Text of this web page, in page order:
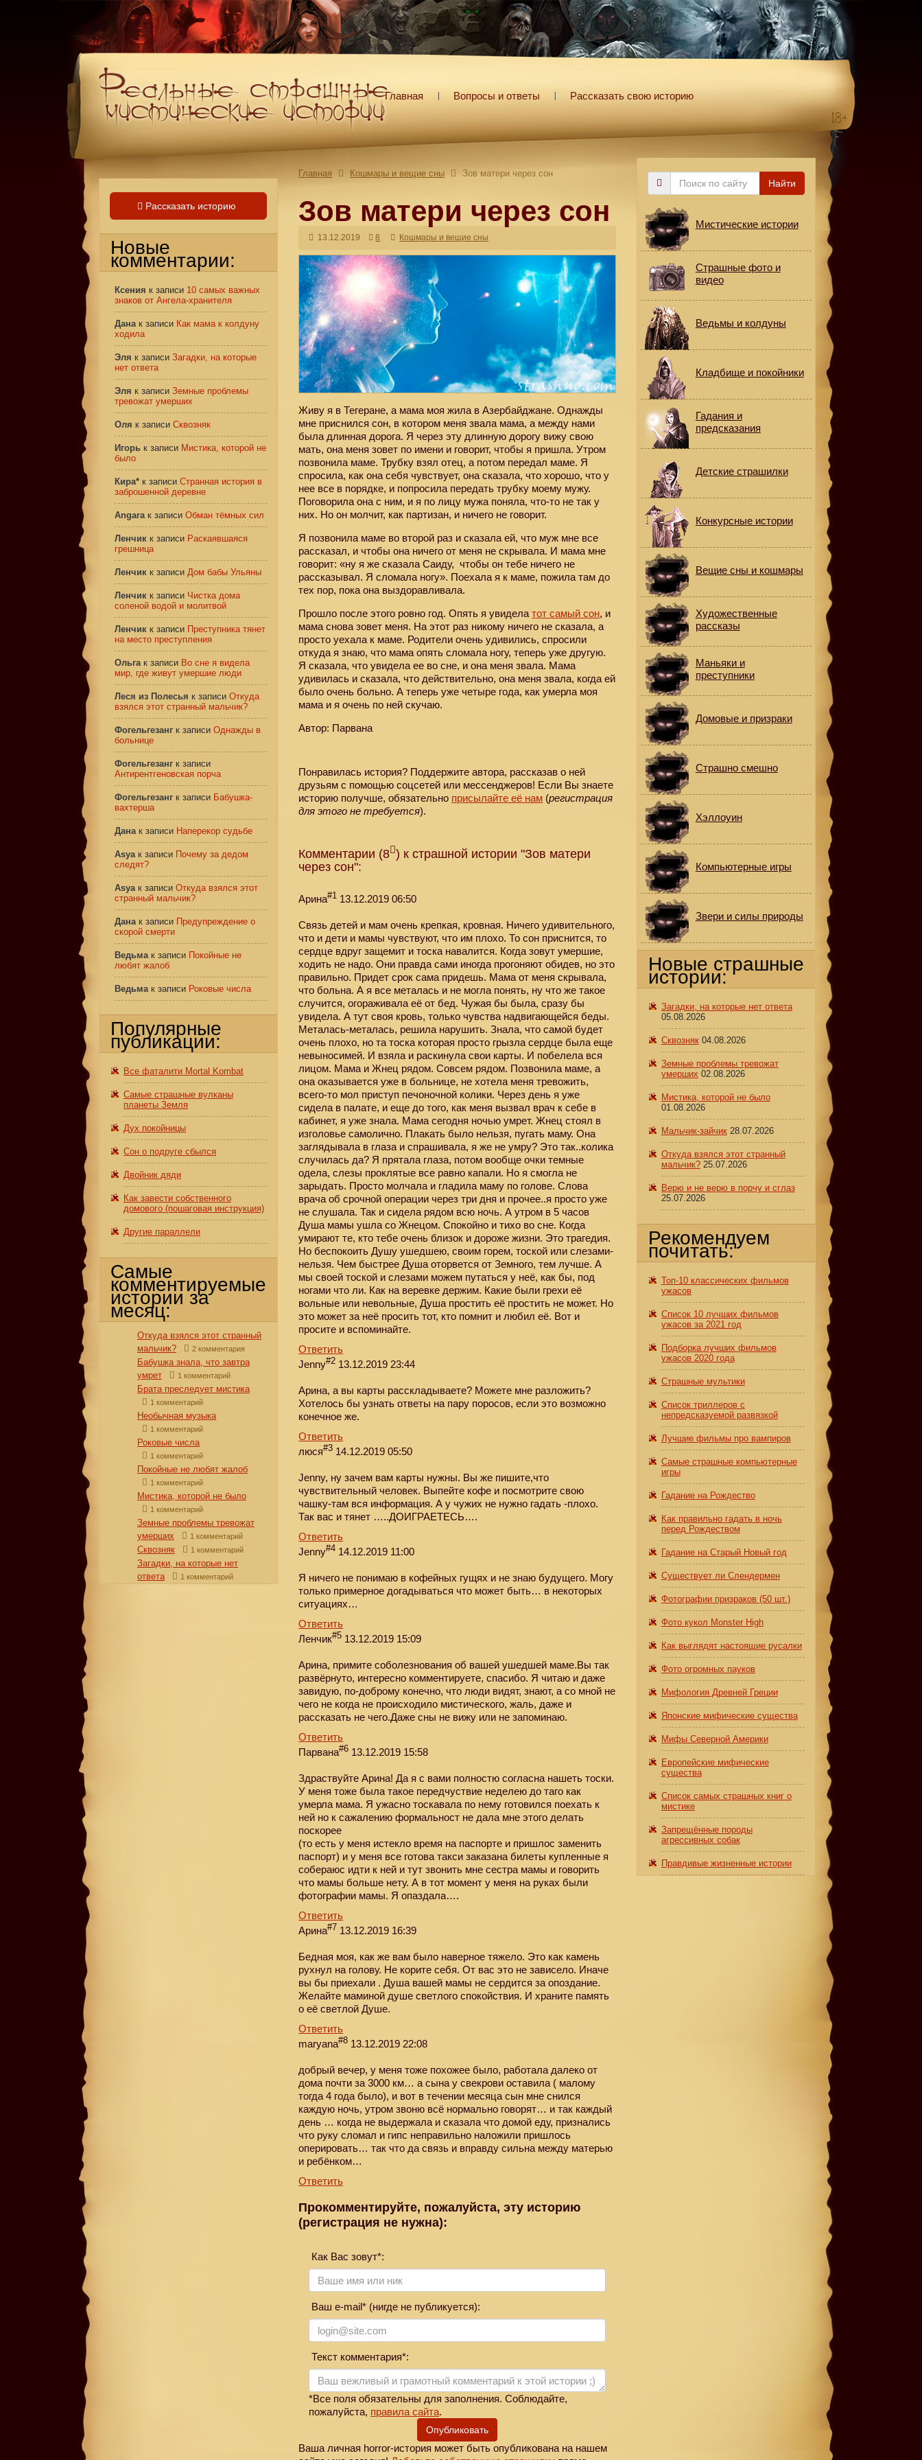
Главная Вопросы и ответы Рассказать свою историю
Главная Кошмары и вещие сны Зов матери через сон
Зов матери через сон
13.12.2019 8 Кошмары и вещие сны
Живу я в Тегеране, а мама моя жила в Азербайджане. Однажды
мне приснился сон, в котором меня звала мама, а между нами
была длинная дорога. Я через эту длинную дорогу вижу свою
мать, она меня зовет по имени и говорит, чтобы я пришла. Утром
позвонила маме. Трубку взял отец, а потом передал маме. Я
спросила, как она себя чувствует, она сказала, что хорошо, что у
нее все в порядке, и попросила передать трубку моему мужу.
Поговорила она с ним, и я по лицу мужа поняла, что-то не так у
них. Но он молчит, как партизан, и ничего не говорит.
Я позвонила маме во второй раз и сказала ей, что муж мне все
рассказал, и чтобы она ничего от меня не скрывала. И мама мне
говорит: «ну я же сказала Саиду, чтобы он тебе ничего не
рассказывал. Я сломала ногу». Поехала я к маме, пожила там до
тех пор, пока она выздоравливала.
Прошло после этого ровно год. Опять я увиделатот самый сон, и
мама снова зовет меня. На этот раз никому ничего не сказала, а
просто уехала к маме. Родители очень удивились, спросили
откуда я знаю, что мама опять сломала ногу, теперь уже другую.
Я сказала, что увидела ее во сне, и она меня звала. Мама
удивилась и сказала, что действительно, она меня звала, когда ей
было очень больно. А теперь уже четыре года, как умерла моя
мама и я очень по ней скучаю.
Автор: Парвана
Понравилась история? Поддержите автора, рассказав о ней
друзьям с помощью соцсетей или мессенджеров! Если Вы знаете
историю получше, обязательно присылайте её нам (регистрация
для этого не требуется).
Комментарии (8 ) к страшной истории "Зов матери
через сон":
Арина#1 13.12.2019 06:50
Связь детей и мам очень крепкая, кровная. Ничего удивительного,
что и дети и мамы чувствуют, что им плохо. То сон приснится, то
сердце вдруг защемит и тоска навалится. Когда зовут умершие,
ходить не надо. Они правда сами иногда прогоняют обидев, но это
правильно. Придет срок сама придешь. Мама от меня скрывала,
что больна. А я все металась и не могла понять, ну что же такое
случится, огораживала её от бед. Чужая бы была, сразу бы
увидела. А тут своя кровь, только чувства надвигающейся беды.
Металась-металась, решила нарушить. Знала, что самой будет
очень плохо, но та тоска которая просто грызла сердце была еще
невыносимей. И взяла и раскинула свои карты. И побелела вся
лицом. Мама и Жнец рядом. Совсем рядом. Позвонила маме, а
она оказывается уже в больнице, не хотела меня тревожить,
всего-то мол приступ печоночной колики. Через день я уже
сидела в палате, и еще до того, как меня вызвал врач к себе в
кабинет, я уже знала. Мама сегодня ночью умрет. Жнец стоял в
изголовье самолично. Плакать было нельзя, пугать маму. Она
заглядывала в глаза и спрашивала, я же не умру? Это так..колика
случилась да? Я прятала глаза, потом вообще очки темные
одела, слезы проклятые все равно капали. Но я смогла не
зарыдать. Просто молчала и гладила маму по голове. Слова
врача об срочной операции через три дня и прочее..я просто уже
не слушала. Так и сидела рядом всю ночь. А утром в 5 часов
Душа мамы ушла со Жнецом. Спокойно и тихо во сне. Когда
умирают те, кто тебе очень близок и дороже жизни. Это трагедия.
Но беспокоить Душу ушедшею, своим горем, тоской или слезами-
нельзя. Чем быстрее Душа оторвется от Земного, тем лучше. А
мы своей тоской и слезами можем путаться у неё, как бы, под
ногами что ли. Как на веревке держим. Какие были грехи её
вольные или невольные, Душа простить её простить не может. Но
это может за неё просить тот, кто помнит и любил её. Вот и
просите и вспоминайте.
Ответить
Jenny#2 13.12.2019 23:44
Арина, а вы карты расскладываете? Можете мне разложить?
Хотелось бы узнать ответы на пару поросов, если это возможно
конечное же.
Ответить
люся#3 14.12.2019 05:50
Jenny, ну зачем вам карты нужны. Вы же пишите,что
чувствительный человек. Выпейте кофе и посмотрите свою
чашку-там вся информация. А у чужих не нужно гадать -плохо.
Так вас и тянет …..ДОИГРАЕТЕСЬ….
Ответить
Jenny#4 14.12.2019 11:00
Я ничего не понимаю в кофейных гущях и не знаю будущего. Могу
только примерное догадываться что может быть… в некоторых
ситуациях…
Ответить
Ленчик#5 13.12.2019 15:09
Арина, примите соболезнования об вашей ушедшей маме.Вы так
развёрнуто, интересно комментируете, спасибо. Я читаю и даже
завидую, по-доброму конечно, что люди видят, знают, а со мной не
чего не когда не происходило мистического, жаль, даже и
рассказать не чего.Даже сны не вижу или не запоминаю.
Ответить
Парвана#6 13.12.2019 15:58
Здраствуйте Арина! Да я с вами полностю согласна нашеть тоски.
У меня тоже была такое передчуствие неделею до таго как
умерла мама. Я ужасно тоскавала по нему готовился поехать к
ней но к сажалению формальност не дала мне этого делать
поскорее
(то есть у меня истекло время на паспорте и пришлос заменить
паспорт) и у меня все готова такси заказана билеты купленные я
собераюс идти к ней и тут звонить мне сестра мамы и говорить
что мамы больше нету. А в тот момент у меня на руках были
фотографии мамы. Я опаздала….
Ответить
Арина#7 13.12.2019 16:39
Бедная моя, как же вам было наверное тяжело. Это как камень
рухнул на голову. Не корите себя. От вас это не зависело. Иначе
вы бы приехали . Душа вашей мамы не сердится за опоздание.
Желайте маминой душе светлого спокойствия. И храните память
о её светлой Душе.
Ответить
maryana#8 13.12.2019 22:08
добрый вечер, у меня тоже похожее было, работала далеко от
дома почти за 3000 км… а сына у свекрови оставила ( малому
тогда 4 года было), и вот в течении месяца сын мне снился
каждую ночь, утром звоню всё нормально говорят… и так каждый
день … когда не выдержала и сказала что домой еду, признались
что руку сломал и гипс неправильно наложили пришлось
оперировать… так что да связь и вправду сильна между матерью
и ребёнком…
Ответить
Прокомментируйте, пожалуйста, эту историю
(регистрация не нужна):
Как Вас зовут*:
Ваш e-mail* (нигде не публикуется):
Текст комментария*:
*Все поля обязательны для заполнения. Соблюдайте,
пожалуйста, правила сайта.
Опубликовать
Ваша личная horror-история может быть опубликована на нашем
Рассказать историю
Новые
комментарии:
Ксения к записи 10 самых важных
знаков от Ангела-хранителя
Данак записи Как мама к колдуну
ходила
Эля к записи Загадки, на которые
нет ответа
Эля к записи Земные проблемы
тревожат умерших
Оля к записи Сквозняк
Игорь к записи Мистика, которой не
было
Кира* к записи Странная история в
заброшенной деревне
Angaraк записи Обман тёмных сил
Ленчик к записи Раскаявшаяся
грешница
Ленчик к записи Дом бабы Ульяны
Ленчик к записи Чистка дома
соленой водой и молитвой
Ленчик к записи Преступника тянет
на место преступления
Ольгак записи Во сне я видела
мир, где живут умершие люди
Леся из Полесья к записи Откуда
взялся этот странный мальчик?
Фогельгезанг к записи Однажды в
больнице
Фогельгезанг к записи
Антирентгеновская порча
Фогельгезанг к записи Бабушка-
вахтерша
Данак записи Наперекор судьбе
Asyaк записи Почему за дедом
следят?
Asyaк записи Откуда взялся этот
странный мальчик?
Данак записи Предупреждение о
скорой смерти
Ведьмак записи Покойные не
любят жалоб
Ведьмак записи Роковые числа
Популярные
публикации:
Все фаталити Mortal Kombat
Самые страшные вулканы
планеты Земля
Дух покойницы
Сон о подруге сбылся
Двойник дяди
Как завести собственного
домового (пошаговая инструкция)
Другие параллели
Самые
комментируемые
истории за
месяц:
Откуда взялся этот странный
мальчик?
2 комментария
Бабушка знала, что завтра
умрет
1 комментарий
Брата преследует мистика
1 комментарий
Необычная музыка
1 комментарий
Роковые числа
1 комментарий
Покойные не любят жалоб
1 комментарий
Мистика, которой не было
1 комментарий
Земные проблемы тревожат
умерших
1 комментарий
Сквозняк 1 комментарий
Загадки, на которые нет
ответа
1 комментарий
Поиск
Найти
Мистические истории
Страшные фото и
видео
Ведьмы и колдуны
Кладбище и покойники
Гадания и
предсказания
Детские страшилки
Конкурсные истории
Вещие сны и кошмары
Художественные
рассказы
Маньяки и
преступники
Домовые и призраки
Страшно смешно
Хэллоуин
Компьютерные игры
Звери и силы природы
Новые страшные
истории:
Загадки, на которые нет ответа
05.08.2026
Сквозняк 04.08.2026
Земные проблемы тревожат
умерших 02.08.2026
Мистика, которой не было
01.08.2026
Мальчик-зайчик 28.07.2026
Откуда взялся этот странный
мальчик? 25.07.2026
Верю и не верю в порчу и сглаз
25.07.2026
Рекомендуем
почитать:
Топ-10 классических фильмов
ужасов
Список 10 лучших фильмов
ужасов за 2021 год
Подборка лучших фильмов
ужасов 2020 года
Страшные мультики
Список триллеров с
непредсказуемой развязкой
Лучшие фильмы про вампиров
Самые страшные компьютерные
игры
Гадание на Рождество
Как правильно гадать в ночь
перед Рождеством
Гадание на Старый Новый год
Существует ли Слендермен
Фотографии призраков (50 шт.)
Фото кукол Monster High
Как выглядят настоящие русалки
Фото огромных пауков
Мифология Древней Греции
Японские мифические существа
Мифы Северной Америки
Европейские мифические
существа
Список самых страшных книг о
мистике
Запрещённые породы
агрессивных собак
Правдивые жизненные истории